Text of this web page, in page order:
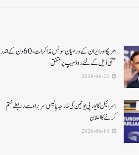
امریکا اور ایران کے درمیان سوئس مذاکرات ، 60دن کے اندر
حتمی ڈیل کےلئے روڈ میپ پر متفق
اسرائیل کا یورپی یونین کی خارجہ پالیسی سربراہ سے رابطے ختم
کرنے کا اعلان